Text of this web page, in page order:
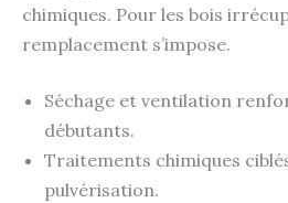
chimiques. Pour les bois
remplacement s’impose.
Séchage et ventilation
débutants.
Traitements chimiques
pulvérisation.